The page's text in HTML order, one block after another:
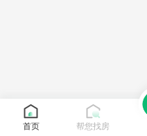
首页 帮您找房